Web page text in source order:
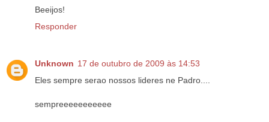
Beeijos!
Responder
Unknown 17 de outubro de 2009 às 14:53
Eles sempre serao nossos lideres ne Padro....
sempreeeeeeeeeee